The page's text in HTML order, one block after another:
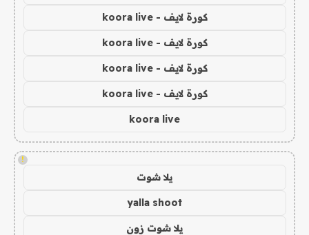
كورة لايف - koora live
كورة لايف - koora live
كورة لايف - koora live
كورة لايف - koora live
koora live
!
يلا شوت
yalla shoot
يلا شوت زون